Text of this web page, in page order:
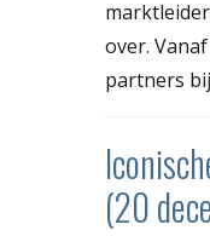
marktleider
over.
partners
(20